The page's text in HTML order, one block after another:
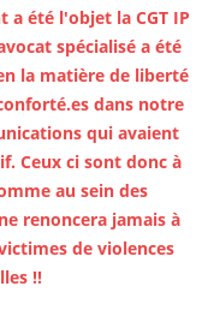
a été l'objet la CGT IP
spécialisé a été
la matière de liberté
dans notre
qui avaient
Ceux ci sont donc à
au sein des
renoncera jamais à
de violences
!!